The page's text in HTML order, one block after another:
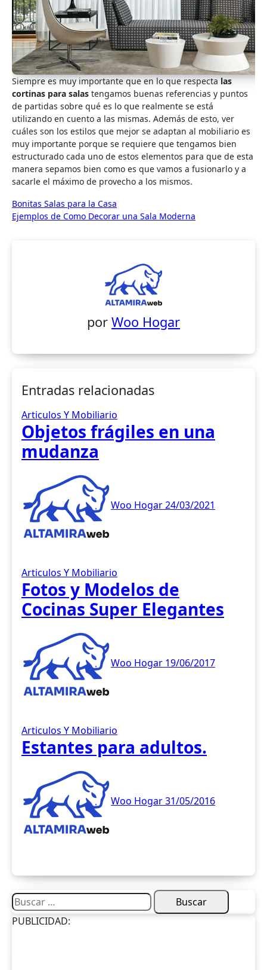
Siempre es muy importante que en lo que respectalas
cortinas para salas tengamos buenas referencias y puntos
de partidas sobre qué es lo que realmente se está
utilizando en cuento a las mismas. Además de esto, ver
cuáles son los estilos que mejor se adaptan al mobiliario es
muy importante porque se requiere que tengamos bien
estructurado cada uno de estos elementos para que de esta
manera sepamos bien como es que vamos a fusionarlo y a
sacarle el máximo de provecho a los mismos.
Navegación
de
Bonitas Salas para la Casa
Ejemplos de Como Decorar una Sala Moderna
por Woo Hogar
Entradas relacionadas
Articulos Y Mobiliario
Objetos frágiles en una
mudanza
Woo Hogar24/03/2021
Articulos Y Mobiliario
Fotos y Modelos de
Cocinas Super Elegantes
Woo Hogar 19/06/2017
Articulos Y Mobiliario
Estantes para adultos.
Woo Hogar31/05/2016
Buscar:
PUBLICIDAD: